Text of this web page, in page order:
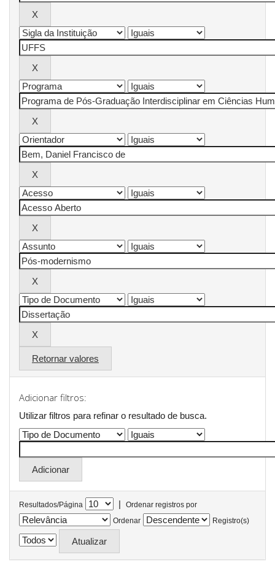
Retornar valores
Adicionar filtros:
Utilizar filtros para refinar o resultado de busca.
Resultados/Página |
Ordenar registros por
Ordenar
Registro(s)